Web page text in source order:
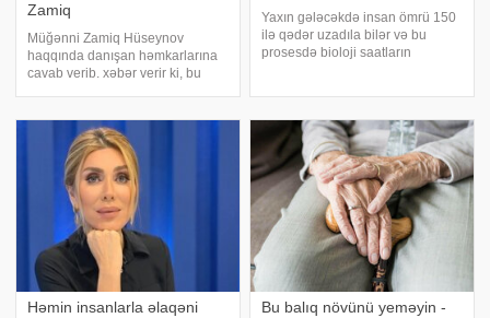
Zamiq
Müğənni Zamiq Hüseynov
haqqında danışan həmkarlarına
cavab verib. xəbər verir ki, bu
gözəl anlardan bəhs edilmir. Bir
balaca pis məqam ola
Yaxın gələcəkdə insan ömrü 150
ilə qədər uzadıla bilər və bu
prosesdə bioloji saatların
oynayacaq. xəbər verir ki, bu
proqnozu qocalma tədqiqatlar
Həmin insanlarla əlaqəni
Bu balıq növünü yeməyin -